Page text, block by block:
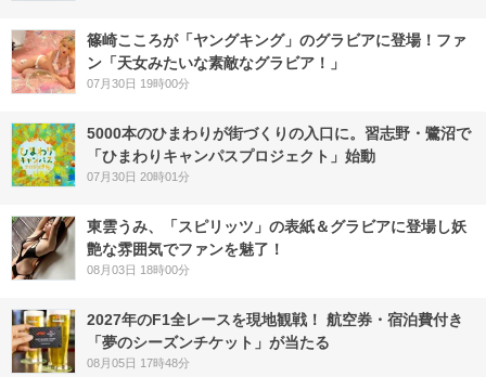
篠崎こころが「ヤングキング」のグラビアに登場！ファ
ン「天女みたいな素敵なグラビア！」
07月30日 19時00分
5000本のひまわりが街づくりの入口に。習志野・鷺沼で
「ひまわりキャンパスプロジェクト」始動
07月30日 20時01分
東雲うみ、「スピリッツ」の表紙＆グラビアに登場し妖
艶な雰囲気でファンを魅了！
08月03日 18時00分
2027年のF1全レースを現地観戦！ 航空券・宿泊費付き
「夢のシーズンチケット」が当たる
08月05日 17時48分